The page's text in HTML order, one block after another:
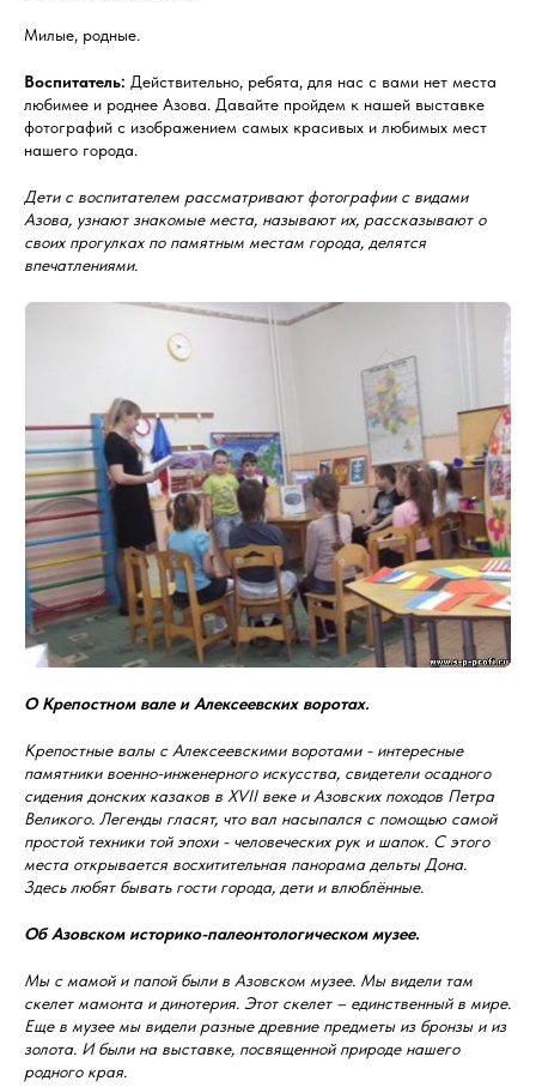
Милые, родные.
Воспитатель: Действительно, ребята, для нас с вами нет места
любимее и роднее Азова. Давайте пройдем к нашей выставке
фотографий с изображением самых красивых и любимых мест
нашего города.
Дети с воспитателем рассматривают фотографии с видами
Азова, узнают знакомые места, называют их, рассказывают о
своих прогулках по памятным местам города, делятся
впечатлениями.
О Крепостном вале и Алексеевских воротах.
Крепостные валы с Алексеевскими воротами - интересные
памятники военно-инженерного искусства, свидетели осадного
сидения донских казаков в XVII веке и Азовских походов Петра
Великого. Легенды гласят, что вал насыпался с помощью самой
простой техники той эпохи - человеческих рук и шапок. С этого
места открывается восхитительная панорама дельты Дона.
Здесь любят бывать гости города, дети и влюблённые.
Об Азовском историко-палеонтологическом музее.
Мы с мамой и папой были в Азовском музее. Мы видели там
скелет мамонта и динотерия. Этот скелет – единственный в мире.
Еще в музее мы видели разные древние предметы из бронзы и из
золота. И были на выставке, посвященной природе нашего
родного края.